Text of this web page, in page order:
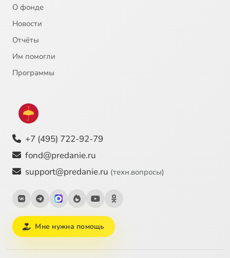
О фонде
Новости
Отчёты
Им помогли
Программы
+7 (495) 722-92-79
fond@predanie.ru
support@predanie.ru (техн.вопросы)
Мне нужна помощь